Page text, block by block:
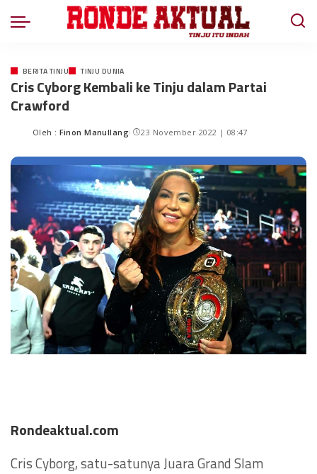
BERITA TINJU TINJU DUNIA
Cris Cyborg Kembali ke Tinju dalam Partai
Crawford
Oleh : Finon Manullang 23 November 2022 | 08:47
Rondeaktual.com
Cris Cyborg, satu-satunya Juara Grand Slam